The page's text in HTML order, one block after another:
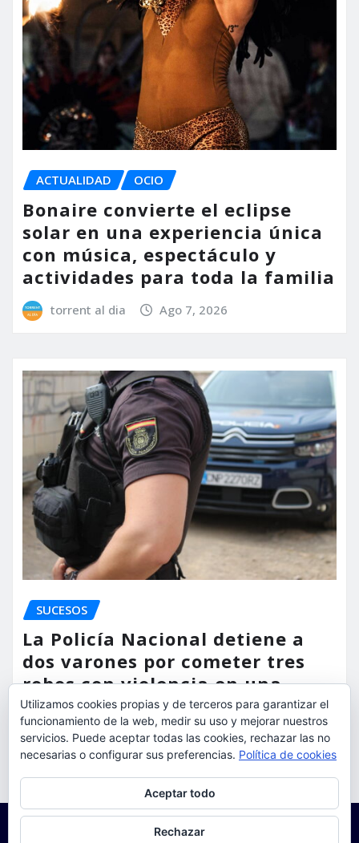
ACTUALIDAD OCIO
Bonaire convierte el eclipse
solar en una experiencia única
con música, espectáculo y
actividades para toda la familia
torrent al dia Ago 7, 2026
SUCESOS
La Policía Nacional detiene a
dos varones por cometer tres
robos con violencia en una
misma mañana
torrent al dia Ago 7, 2026
Utilizamos cookies propias y de terceros para garantizar el
funcionamiento de la web, medir su uso y mejorar nuestros
servicios. Puede aceptar todas las cookies, rechazar las no
necesarias o configurar sus preferencias. Política de cookies
Aceptar todo
Rechazar
Para obtener más información, incluido cómo gestionar las cookies,